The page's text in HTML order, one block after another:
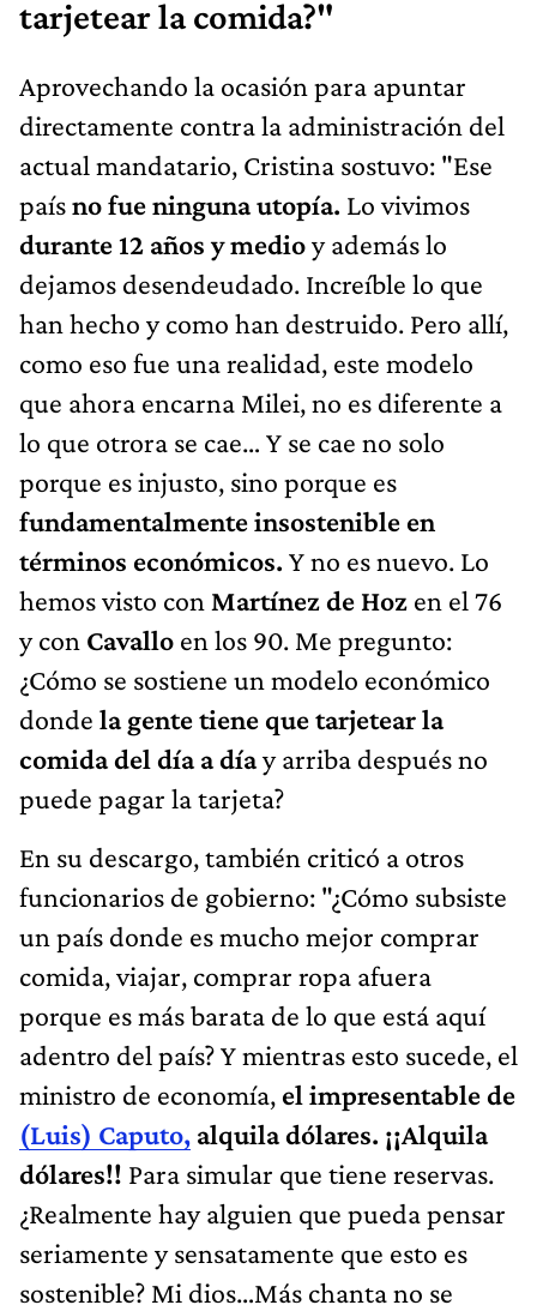
tarjetear la comida?"
Aprovechando la ocasión para apuntar
directamente contra la administración del
actual mandatario, Cristina sostuvo: "Ese
paísno fue ninguna utopía. Lo vivimos
durante 12 años y medioy además lo
dejamos desendeudado. Increíble lo que
han hecho y como han destruido. Pero allí,
como eso fue una realidad, este modelo
que ahora encarna Milei, no es diferente a
lo que otrora se cae… Y se cae no solo
porque es injusto, sino porque es
fundamentalmente insostenible en
términos económicos. Y no es nuevo. Lo
hemos visto con Martínez de Hoz en el 76
y con Cavallo en los 90. Me pregunto:
¿Cómo se sostiene un modelo económico
donde la gente tiene que tarjetear la
comida del día a díay arriba después no
puede pagar la tarjeta?
En su descargo, también criticó a otros
funcionarios de gobierno: "¿Cómo subsiste
un país donde es mucho mejor comprar
comida, viajar, comprar ropa afuera
porque es más barata de lo que está aquí
adentro del país? Y mientras esto sucede, el
ministro de economía, el impresentable de
(Luis) Caputo, alquila dólares. ¡¡Alquila
dólares!! Para simular que tiene reservas.
¿Realmente hay alguien que pueda pensar
seriamente y sensatamente que esto es
sostenible? Mi dios…Más chanta no se